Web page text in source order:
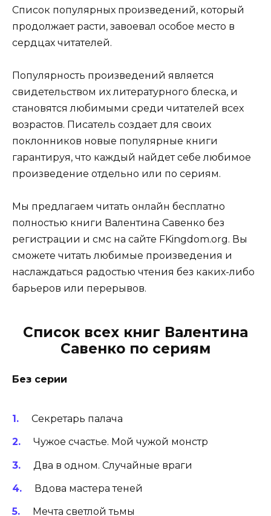
Список популярных произведений, который
продолжает расти, завоевал особое место в
сердцах читателей.
Популярность произведений является
свидетельством их литературного блеска, и
становятся любимыми среди читателей всех
возрастов. Писатель создает для своих
поклонников новые популярные книги
гарантируя, что каждый найдет себе любимое
произведение отдельно или по сериям.
Мы предлагаем читать онлайн бесплатно
полностью книги Валентина Савенко без
регистрации и смс на сайте FKingdom.org. Вы
сможете читать любимые произведения и
наслаждаться радостью чтения без каких-либо
барьеров или перерывов.
Список всех книг Валентина
Савенко по сериям
Без серии
Секретарь палача
Чужое счастье. Мой чужой монстр
Два в одном. Случайные враги
Вдова мастера теней
Мечта светлой тьмы